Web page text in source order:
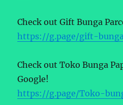
Check out Gift Bunga
https://g.page/gift-
Check out Toko Bunga
Google!
https://g.page/Toko-